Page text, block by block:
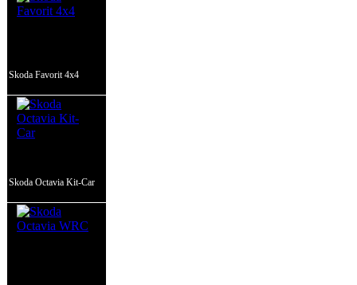
Skoda Favorit 4x4
Skoda Octavia Kit-Car